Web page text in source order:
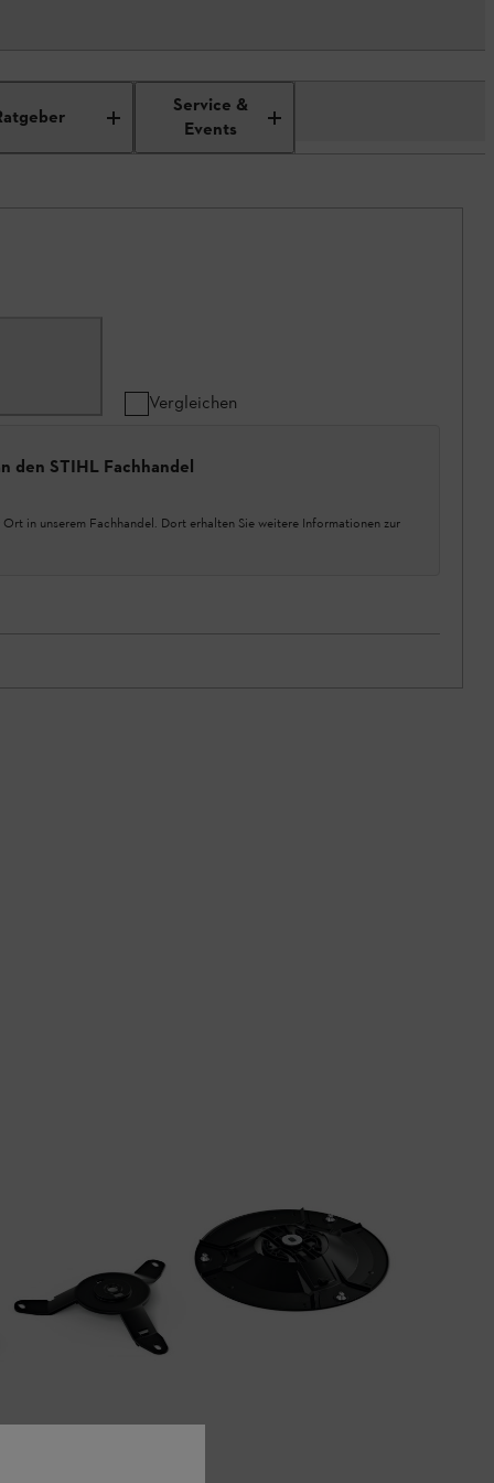
Service &
Events
Vergleichen
den STIHL Fachhandel
in unserem Fachhandel. Dort erhalten Sie weitere Informationen zur